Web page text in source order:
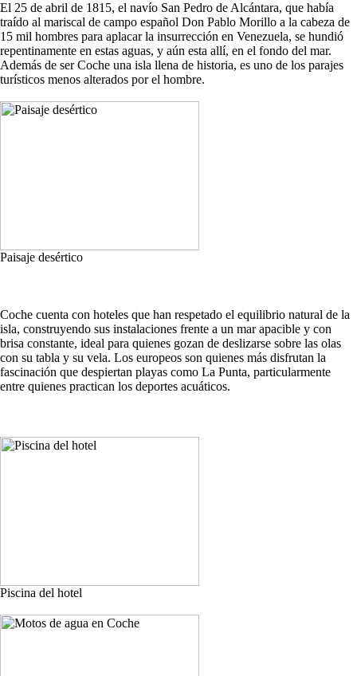
El 25 de abril de 1815, el navío San Pedro de Alcántara, que había
traído al mariscal de campo español Don Pablo Morillo a la cabeza de
15 mil hombres para aplacar la insurrección en Venezuela, se hundió
repentinamente en estas aguas, y aún esta allí, en el fondo del mar.
Además de ser Coche una isla llena de historia, es uno de los parajes
turísticos menos alterados por el hombre.
Paisaje desértico
Coche cuenta con hoteles que han respetado el equilibrio natural de la
isla, construyendo sus instalaciones frente a un mar apacible y con
brisa constante, ideal para quienes gozan de deslizarse sobre las olas
con su tabla y su vela. Los europeos son quienes más disfrutan la
fascinación que despiertan playas como La Punta, particularmente
entre quienes practican los deportes acuáticos.
Piscina del hotel